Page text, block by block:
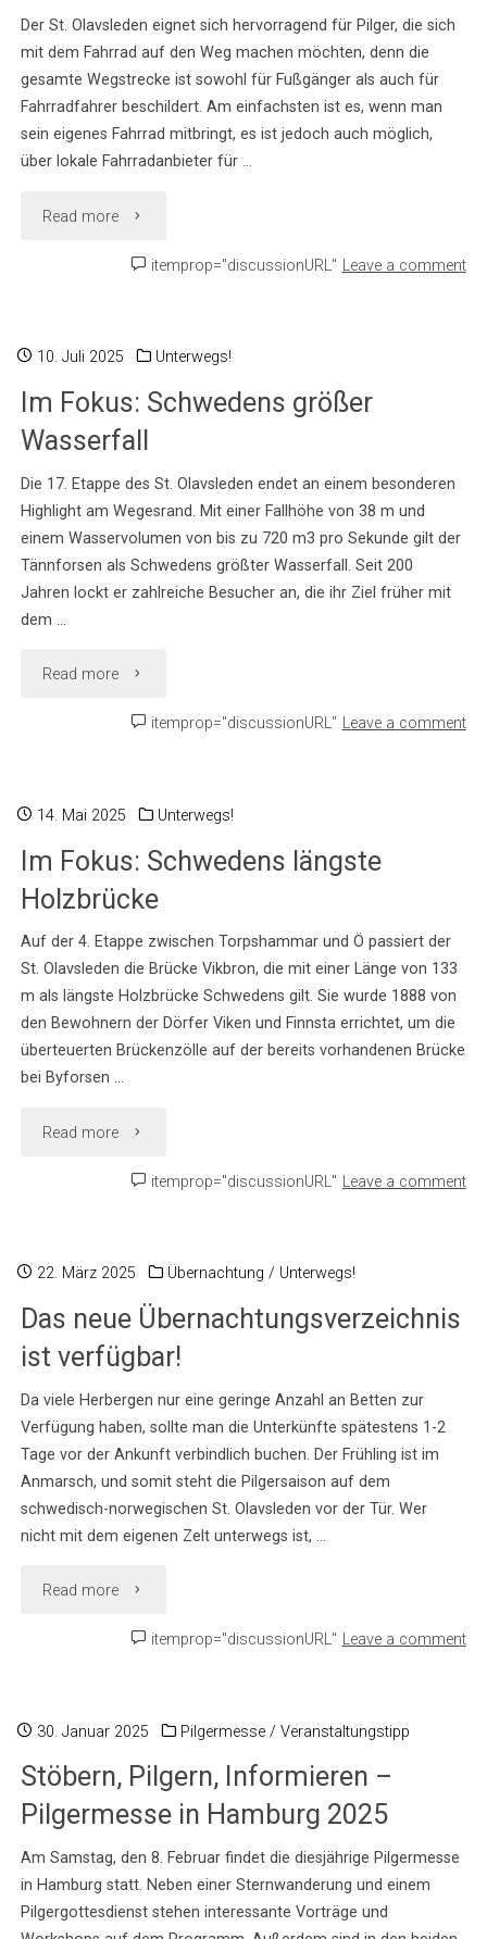
Skandinavien"
Der St. Olavsleden eignet sich hervorragend für Pilger, die sich
mit dem Fahrrad auf den Weg machen möchten, denn die
gesamte Wegstrecke ist sowohl für Fußgänger als auch für
Fahrradfahrer beschildert. Am einfachsten ist es, wenn man
sein eigenes Fahrrad mitbringt, es ist jedoch auch möglich,
über lokale Fahrradanbieter für …
Read more "Pilgern
einmal
–
mit
dem
Fahrrad
unterwegs"
itemprop="discussionURL" Leave a comment
10. Juli 2025 Unterwegs!
Im Fokus: Schwedens größer
Wasserfall
Die 17. Etappe des St. Olavsleden endet an einem besonderen
Highlight am Wegesrand. Mit einer Fallhöhe von 38 m und
einem Wasservolumen von bis zu 720 m3 pro Sekunde gilt der
Tännforsen als Schwedens größter Wasserfall. Seit 200
Jahren lockt er zahlreiche Besucher an, die ihr Ziel früher mit
dem …
Read more "Im
Fokus:
größer
Wasserfall"
itemprop="discussionURL" Leave a comment
14. Mai 2025 Unterwegs!
Im Fokus: Schwedens längste
Holzbrücke
Auf der 4. Etappe zwischen Torpshammar und Ö passiert der
St. Olavsleden die Brücke Vikbron, die mit einer Länge von 133
m als längste Holzbrücke Schwedens gilt. Sie wurde 1888 von
den Bewohnern der Dörfer Viken und Finnsta errichtet, um die
überteuerten Brückenzölle auf der bereits vorhandenen Brücke
bei Byforsen …
Read more "Im
Fokus:
längste
Holzbrücke"
itemprop="discussionURL" Leave a comment
22. März 2025 Übernachtung / Unterwegs!
Das neue Übernachtungsverzeichnis
ist verfügbar!
Da viele Herbergen nur eine geringe Anzahl an Betten zur
Verfügung haben, sollte man die Unterkünfte spätestens 1-2
Tage vor der Ankunft verbindlich buchen. Der Frühling ist im
Anmarsch, und somit steht die Pilgersaison auf dem
schwedisch-norwegischen St. Olavsleden vor der Tür. Wer
nicht mit dem eigenen Zelt unterwegs ist, …
Read more "Das
neue
ist
verfügbar!"
itemprop="discussionURL" Leave a comment
30. Januar 2025 Pilgermesse / Veranstaltungstipp
Stöbern, Pilgern, Informieren –
Pilgermesse in Hamburg 2025
Am Samstag, den 8. Februar findet die diesjährige Pilgermesse
in Hamburg statt. Neben einer Sternwanderung und einem
Pilgergottesdienst stehen interessante Vorträge und